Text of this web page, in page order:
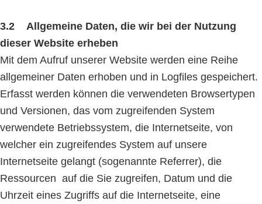
3.2 Allgemeine Daten, die wir bei der Nutzung
dieser Website erheben
Mit dem Aufruf unserer Website werden eine Reihe
allgemeiner Daten erhoben und in Logfiles gespeichert.
Erfasst werden können die verwendeten Browsertypen
und Versionen, das vom zugreifenden System
verwendete Betriebssystem, die Internetseite, von
welcher ein zugreifendes System auf unsere
Internetseite gelangt (sogenannte Referrer), die
Ressourcen auf die Sie zugreifen, Datum und die
Uhrzeit eines Zugriffs auf die Internetseite, eine